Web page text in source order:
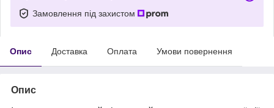
Замовлення під захистом
Опис Доставка Оплата Умови повернення
Опис